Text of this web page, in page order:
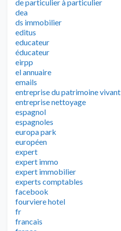
de particulier à particulier
dea
ds immobilier
editus
educateur
éducateur
eirpp
el annuaire
emails
entreprise du patrimoine vivant
entreprise nettoyage
espagnol
espagnoles
europa park
européen
expert
expert immo
expert immobilier
experts comptables
facebook
fourviere hotel
fr
francais